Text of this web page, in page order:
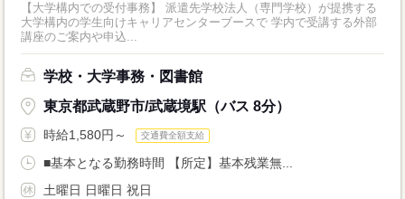
【大学構内での受付事務】 派遣先学校法人（専門学校）が提携する
大学構内の学生向けキャリアセンターブースで 学内で受講する外部
講座のご案内や申込...
学校・大学事務・図書館
東京都武蔵野市/武蔵境駅（バス 8分）
時給1,580円～ 交通費全額支給
■基本となる勤務時間 【所定】基本残業無...
土曜日 日曜日 祝日